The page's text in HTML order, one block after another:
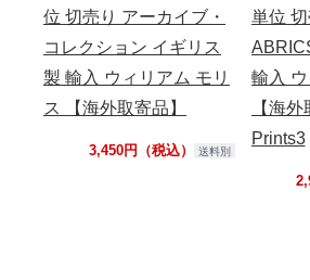
位 切売り アーカイブ・
コレクション イギリス
製 輸入 ウィリアム モリ
ス 【海外取寄品】
3,450円（税込） 送料別
単位
輸入
【海
Prints3